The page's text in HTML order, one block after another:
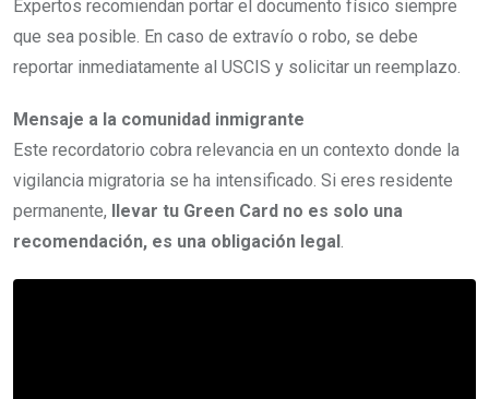
Expertos recomiendan portar el documento físico siempre
que sea posible. En caso de extravío o robo, se debe
reportar inmediatamente al USCIS y solicitar un reemplazo.
Mensaje a la comunidad inmigrante
Este recordatorio cobra relevancia en un contexto donde la
vigilancia migratoria se ha intensificado. Si eres residente
permanente, llevar tu Green Card no es solo una
recomendación, es una obligación legal